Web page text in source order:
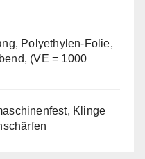
Polyethylen-Folie,
(VE = 1000
Klinge